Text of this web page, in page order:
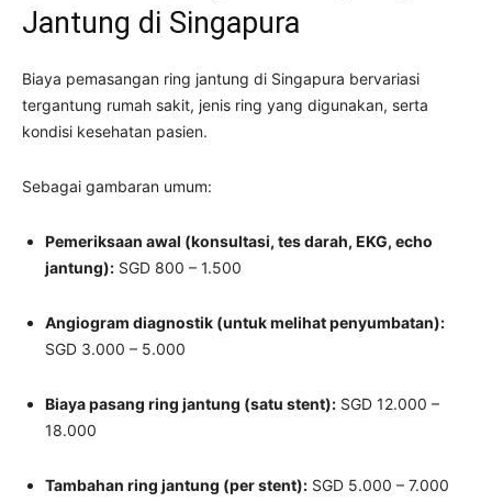
Jantung di Singapura
Biaya pemasangan ring jantung di Singapura bervariasi
tergantung rumah sakit, jenis ring yang digunakan, serta
kondisi kesehatan pasien.
Sebagai gambaran umum:
Pemeriksaan awal (konsultasi, tes darah, EKG, echo
jantung): SGD 800 – 1.500
Angiogram diagnostik (untuk melihat penyumbatan):
SGD 3.000 – 5.000
Biaya pasang ring jantung (satu stent): SGD 12.000 –
18.000
Tambahan ring jantung (per stent): SGD 5.000 – 7.000